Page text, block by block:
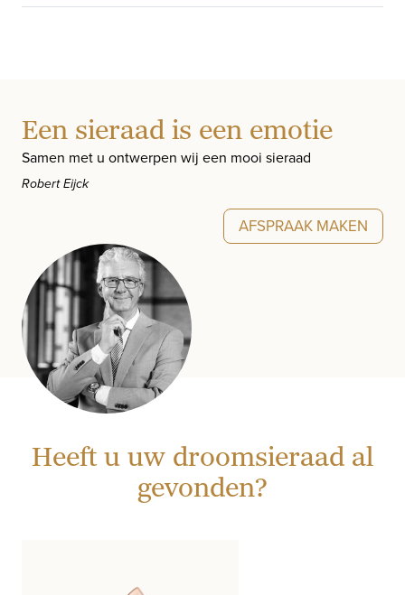
Een sieraad is een emotie
Samen met u ontwerpen wij een mooi sieraad
Robert Eijck
AFSPRAAK MAKEN
Heeft u uw droomsieraad al
gevonden?